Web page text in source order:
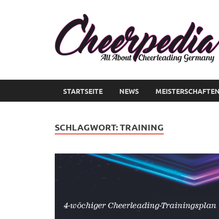
STARTSEITE NEWS MEISTERSCHAFTEN
SCHLAGWORT:TRAINING